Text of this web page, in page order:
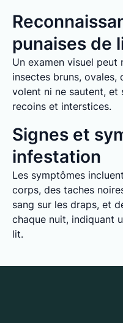
punaises de
Un examen visuel
insectes bruns, ovales,
volent ni ne sautent, et
recoins et interstices.
Signes et
infestation
Les symptômes
corps, des taches
sang sur les draps, et
chaque nuit, indiquant
lit.